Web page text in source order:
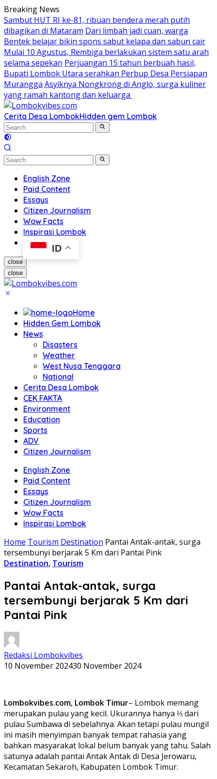
Skip
to
content
Breaking News
Sambut HUT RI ke-81, ribuan bendera merah putih
dibagikan di Mataram Dari limbah jadi cuan, warga
Bentek belajar bikin spons sabut kelapa dan sabun cair
Mulai 10 Agustus, Rembiga berlakukan sistem satu arah
selama sepekan Perjuangan 15 tahun berbuah hasil,
Bupati Lombok Utara serahkan Perbup Desa Persiapan
Murangga Asyiknya Nongkrong di Anglo, surga kuliner
yang ramah kantong dan keluarga
Cerita Desa LombokHidden gem Lombok
English Zone
Paid Content
Essays
Citizen Journalism
Wow Facts
Inspirasi Lombok
ID
close
close
Home
Hidden Gem Lombok
News
Disasters
Weather
West Nusa Tenggara
National
Cerita Desa Lombok
CEK FAKTA
Environment
Education
Sports
ADV
Citizen Journalism
English Zone
Paid Content
Essays
Citizen Journalism
Wow Facts
Inspirasi Lombok
Home Tourism Destination Pantai Antak-antak, surga
tersembunyi berjarak 5 Km dari Pantai Pink
Destination, Tourism
Pantai Antak-antak, surga
tersembunyi berjarak 5 Km dari
Pantai Pink
Redaksi Lombokvibes
10 November 202430 November 2024
Lombokvibes.com, Lombok Timur– Lombok memang
merupakan pulau yang kecil. Ukurannya hanya ⅓ dari
pulau Sumbawa di sebelahnya. Akan tetapi pulau mungil
ini masih menyimpan banyak tempat rahasia yang
bahkan masyarakat lokal belum banyak yang tahu. Salah
satunya adalah pantai Antak Antak di Desa Jerowaru,
Kecamatan Sekaroh, Kabupaten Lombok Timur.